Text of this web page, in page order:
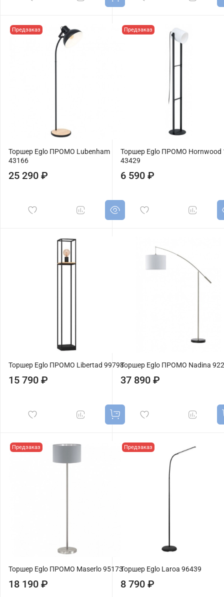
Предзаказ
Торшер Eglo ПРОМО Lubenham
43166
25 290 ₽
Предзаказ
Торшер Eglo ПРОМО Hornwood
43429
6 590 ₽
Торшер Eglo ПРОМО Libertad 99798
15 790 ₽
Торшер Eglo ПРОМО Nadina
37 890 ₽
Предзаказ
Торшер Eglo ПРОМО Maserlo 95173
18 190 ₽
Предзаказ
Торшер Eglo Laroa 96439
8 790 ₽